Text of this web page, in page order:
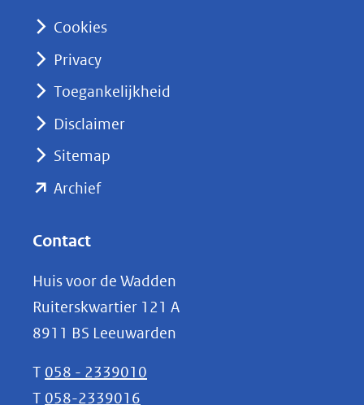
nieuw
naar
Cookies
Privacy
Toegankelijkheid
Disclaimer
Sitemap
Archief(opent
(verwijst
naar
een
andere
website)
Contact
Huis voor de Wadden
Ruiterskwartier 121 A
8911 BS Leeuwarden
T 058 - 2339010
T 058-2339016